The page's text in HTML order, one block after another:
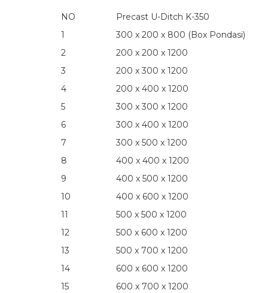
NO Precast U-Ditch K-350
1
300 x 200 x 800 (Box Pondasi)
2
200 x 200 x 1200
3
200 x 300 x 1200
4
200 x 400 x 1200
5
300 x 300 x 1200
6
300 x 400 x 1200
7
300 x 500 x 1200
8
400 x 400 x 1200
9
400 x 500 x 1200
10
400 x 600 x 1200
11
500 x 500 x 1200
12
500 x 600 x 1200
13
500 x 700 x 1200
14
600 x 600 x 1200
15
600 x 700 x 1200